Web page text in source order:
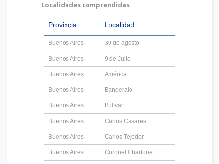
Localidades comprendidas
Provincia Localidad
Buenos Aires 30 de agosto
Buenos Aires 9 de Julio
Buenos Aires América
Buenos Aires Banderalo
Buenos Aires Bolívar
Buenos Aires Carlos Casares
Buenos Aires Carlos Tejedor
Buenos Aires Coronel Charlone